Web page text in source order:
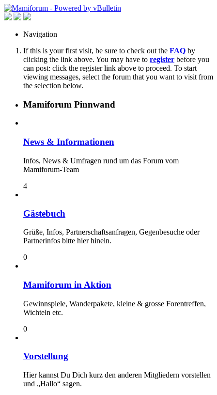
Navigation
If this is your first visit, be sure to check out the FAQ by
clicking the link above. You may have to register before you
can post: click the register link above to proceed. To start
viewing messages, select the forum that you want to visit from
the selection below.
Mamiforum Pinnwand
News & Informationen
Infos, News & Umfragen rund um das Forum vom
Mamiforum-Team
4
Gästebuch
Grüße, Infos, Partnerschaftsanfragen, Gegenbesuche oder
Partnerinfos bitte hier hinein.
0
Mamiforum in Aktion
Gewinnspiele, Wanderpakete, kleine & grosse Forentreffen,
Wichteln etc.
0
Vorstellung
Hier kannst Du Dich kurz den anderen Mitgliedern vorstellen
und „Hallo“ sagen.